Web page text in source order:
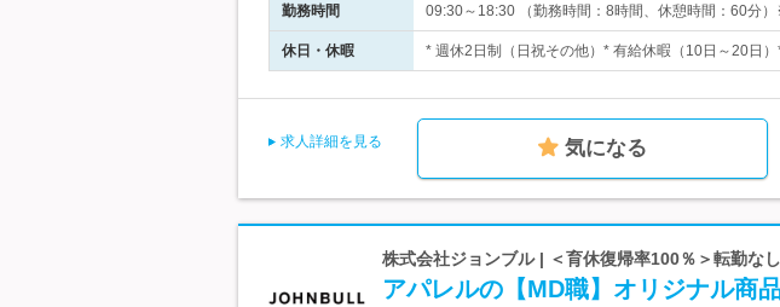
勤務時間 09:30～18:30 （勤務時間：8時間、休憩時間：60分
休日・休暇 * 週休2日制（日祝その他）* 有給休暇（10日～20日
求人詳細を見る 気になる
株式会社ジョンブル | ＜育休復帰率100％＞転勤な
アパレルの【MD職】オリジナル商